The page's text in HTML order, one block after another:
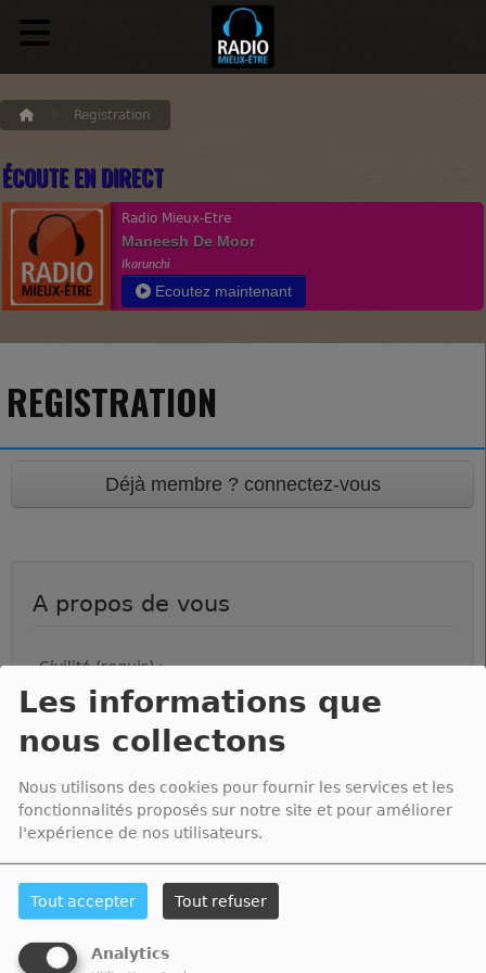
Les informations que
nous collectons
Nous utilisons des cookies pour fournir les services et les
fonctionnalités proposés sur notre site et pour améliorer
l'expérience de nos utilisateurs.
Tout accepter Tout refuser
Analytics
Registration
ÉCOUTE EN DIRECT
Radio Mieux-Etre
Maneesh De Moor
Ikarunchi
Ecoutez maintenant
REGISTRATION
A propos de vous
Civilité (requis) :
Nom (requis) :
Prénom (requis) :
Pays (requis) :